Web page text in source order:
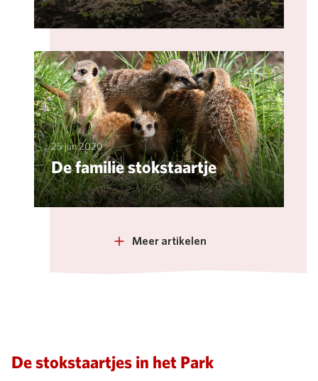
25 jun 2020
De familie stokstaartje
Meer artikelen
De stokstaartjes in het Park